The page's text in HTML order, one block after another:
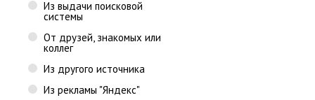
Из выдачи поисковой
системы
От друзей, знакомых или
коллег
Из другого источника
Из рекламы "Яндекс"